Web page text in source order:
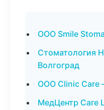
ООО Smile
Стоматология
Волгоград
ООО Clinic Care
МедЦентр Care